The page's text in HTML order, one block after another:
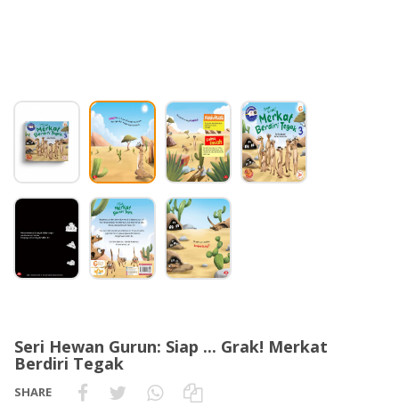
Seri Hewan Gurun: Siap ... Grak! Merkat
Berdiri Tegak
SHARE